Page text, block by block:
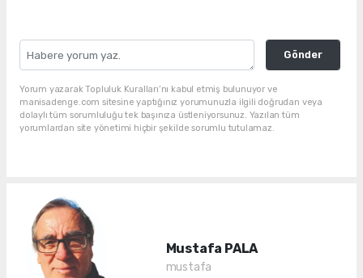
Gönder
Yorum yazarak Topluluk Kuralları’nı kabul etmiş bulunuyor ve
manisadenge.com sitesine yaptığınız yorumunuzla ilgili doğrudan veya
dolaylı tüm sorumluluğu tek başınıza üstleniyorsunuz. Yazılan tüm
yorumlardan site yönetimi hiçbir şekilde sorumlu tutulamaz.
Mustafa PALA
mustafa